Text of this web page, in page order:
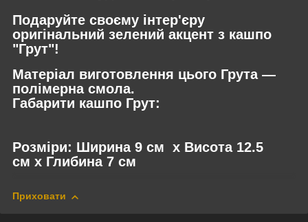
Подаруйте своєму інтер'єру
оригінальний зелений акцент з кашпо
"Грут"!
Матеріал виготовлення цього Грута —
полімерна смола.
Габарити кашпо Грут:
Розміри: Ширина 9 см х Висота 12.5
см х Глибина 7 см
Приховати